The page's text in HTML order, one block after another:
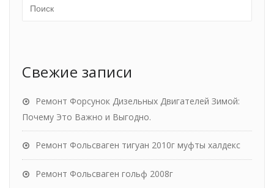
Свежие записи
Ремонт Форсунок Дизельных Двигателей Зимой:
Почему Это Важно и Выгодно.
Ремонт Фольсваген тигуан 2010г муфты халдекс
Ремонт Фольсваген гольф 2008г